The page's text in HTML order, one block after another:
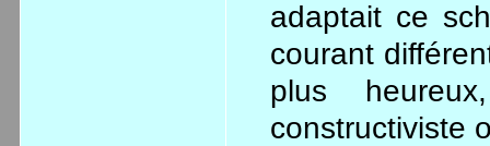
adaptait ce
courant
plus
constructiviste